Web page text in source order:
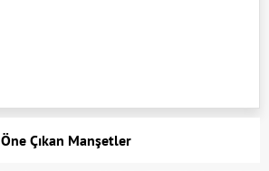
Öne Çıkan Manşetler